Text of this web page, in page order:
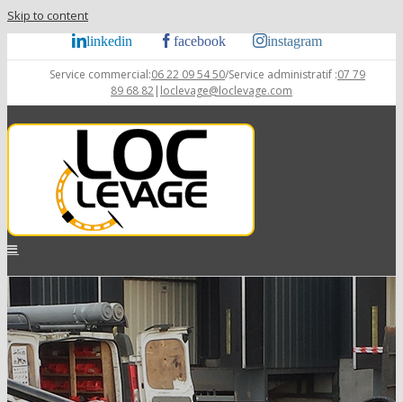
Skip to content
linkedin facebook instagram
Service commercial:06 22 09 54 50/Service administratif :07 79
89 68 82| loclevage@loclevage.com